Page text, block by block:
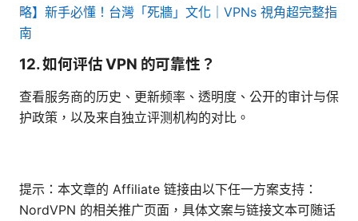
略】新手必懂！台灣「死牆」文化｜VPNs 視角超完整指
南
12. 如何评估 VPN 的可靠性？
查看服务商的历史、更新频率、透明度、公开的审计与保
护政策，以及来自独立评测机构的对比。
提示：本文章的 Affiliate 链接由以下任一方案支持：
NordVPN 的相关推广页面，具体文案与链接文本可随话